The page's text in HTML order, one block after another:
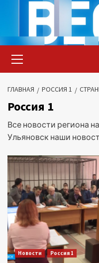
содержимому
меню
ГЛАВНАЯ РОССИЯ 1
Россия 1
Все новости региона
Ульяновск наши
Новости Россия 1